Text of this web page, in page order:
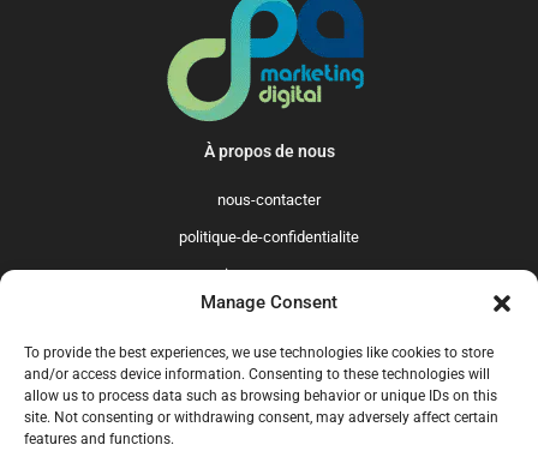
Manage Consent
To provide the best experiences, we use technologies like cookies to store
and/or access device information. Consenting to these technologies will
allow us to process data such as browsing behavior or unique IDs on this
site. Not consenting or withdrawing consent, may adversely affect certain
features and functions.
À propos de nous
nous-contacter
politique-de-confidentialite
qui-sommes-nous
US GB FR IT ES NL AU BR CA